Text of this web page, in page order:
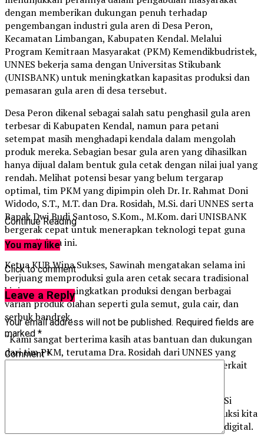
dengan memberikan dukungan penuh terhadap
pengembangan industri gula aren di Desa Peron,
Kecamatan Limbangan, Kabupaten Kendal. Melalui
Program Kemitraan Masyarakat (PKM) Kemendikbudristek,
UNNES bekerja sama dengan Universitas Stikubank
(UNISBANK) untuk meningkatkan kapasitas produksi dan
pemasaran gula aren di desa tersebut.
Desa Peron dikenal sebagai salah satu penghasil gula aren
terbesar di Kabupaten Kendal, namun para petani
setempat masih menghadapi kendala dalam mengolah
produk mereka. Sebagian besar gula aren yang dihasilkan
hanya dijual dalam bentuk gula cetak dengan nilai jual yang
rendah. Melihat potensi besar yang belum tergarap
optimal, tim PKM yang dipimpin oleh Dr. Ir. Rahmat Doni
Widodo, S.T., M.T. dan Dra. Rosidah, M.Si. dari UNNES serta
Bapak Dwi Budi Santoso, S.Kom., M.Kom. dari UNISBANK
bergerak cepat untuk menerapkan teknologi tepat guna
(TTG) di desa ini.
Ketua KUB Wina Sukses, Sawinah mengatakan selama ini
berjuang memproduksi gula aren cetak secara tradisional
kini mampu meningkatkan produksi dengan berbagai
varian produk olahan seperti gula semut, gula cair, dan
serbuk bandrek.
“Kami sangat berterima kasih atas bantuan dan dukungan
dari tim PKM, terutama Dra. Rosidah dari UNNES yang
telah memberikan pelatihan serta pendampingan terkait
Sementara itu, Salah satu tim PKM Dra. Rosidah, M.Si
mengungkapkan Selain pengembangan aspek produksi kita
juga berperan penting dalam pelatihan pemasaran digital.
Continue Reading
You may like
Click to comment
Leave a Reply
Your email address will not be published. Required fields are
marked *
Comment*